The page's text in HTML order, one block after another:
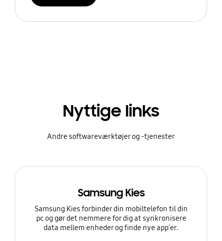
Nyttige links
Andre softwareværktøjer og -tjenester
Samsung Kies
Samsung Kies forbinder din mobiltelefon til din
pc og gør det nemmere for dig at synkronisere
data mellem enheder og finde nye app'er.